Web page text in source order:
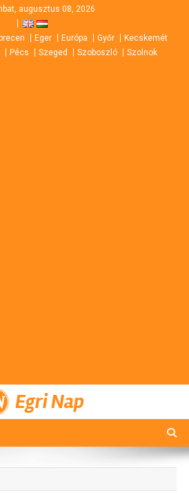
augusztus 08, 2026
Eger Európa Győr
Kecskemét
Pécs Szeged Szoboszló Szolnok
Egri Nap